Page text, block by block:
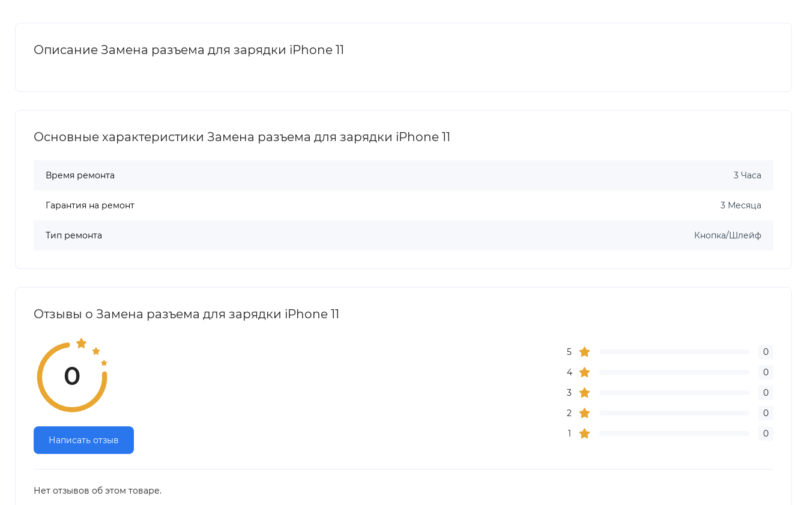
Описание Замена разъема для зарядки iPhone 11
Основные характеристики Замена разъема для зарядки iPhone 11
Время ремонта 3 Часа
Гарантия на ремонт 3 Месяца
Тип ремонта Кнопка/Шлейф
Отзывы о Замена разъема для зарядки iPhone 11
0
Написать отзыв
5
0
4
0
3
0
2
0
1
0
Нет отзывов об этом товаре.